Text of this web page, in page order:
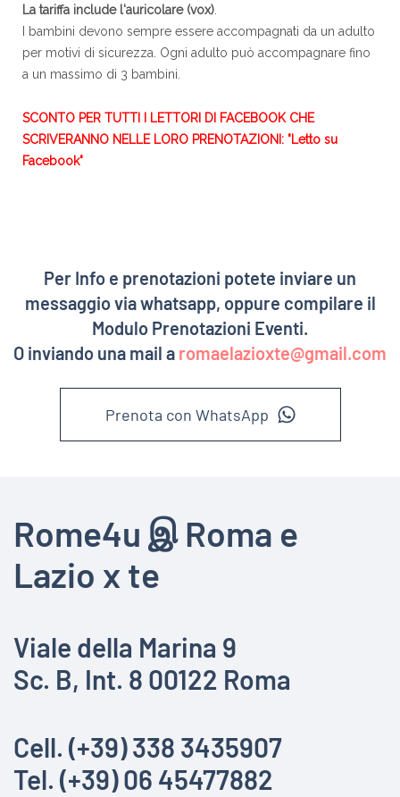
La tariffa include l'auricolare (vox).
I bambini devono sempre essere accompagnati da un adulto
per motivi di sicurezza. Ogni adulto può accompagnare fino
a un massimo di 3 bambini.
SCONTO PER TUTTI I LETTORI DI FACEBOOK CHE
SCRIVERANNO NELLE LORO PRENOTAZIONI: "Letto su
Facebook"
Per Info e prenotazioni potete inviare un
messaggio via whatsapp, oppure compilare il
Modulo Prenotazioni Eventi.
O inviando una mail a romaelazioxte@gmail.com
Prenota con WhatsApp
Rome4u இ Roma e
Lazio x te
Viale della Marina 9
Sc. B, Int. 8 00122 Roma
Cell. (+39) 338 3435907
Tel. (+39) 06 45477882